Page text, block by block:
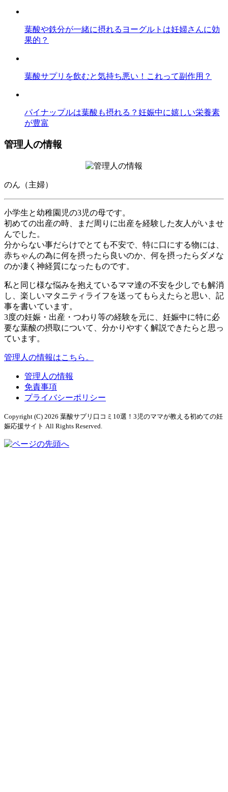
葉酸や鉄分が一緒に摂れるヨーグルトは妊婦さんに効
果的？
葉酸サプリを飲むと気持ち悪い！これって副作用？
パイナップルは葉酸も摂れる？妊娠中に嬉しい栄養素
が豊富
管理人の情報
のん（主婦）
小学生と幼稚園児の3児の母です。
初めての出産の時、まだ周りに出産を経験した友人がいませ
んでした。
分からない事だらけでとても不安で、特に口にする物には、
赤ちゃんの為に何を摂ったら良いのか、何を摂ったらダメな
のか凄く神経質になったものです。
私と同じ様な悩みを抱えているママ達の不安を少しでも解消
し、楽しいマタニティライフを送ってもらえたらと思い、記
事を書いています。
3度の妊娠・出産・つわり等の経験を元に、妊娠中に特に必
要な葉酸の摂取について、分かりやすく解説できたらと思っ
ています。
管理人の情報はこちら。
管理人の情報
免責事項
プライバシーポリシー
Copyright (C) 2026 葉酸サプリ口コミ10選！3児のママが教える初めての妊
娠応援サイト All Rights Reserved.